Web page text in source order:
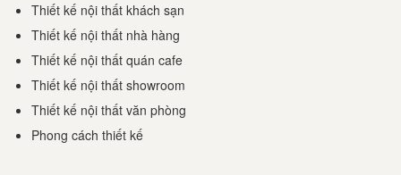
Thiết kế nội thất khách sạn
Thiết kế nội thất nhà hàng
Thiết kế nội thất quán cafe
Thiết kế nội thất showroom
Thiết kế nội thất văn phòng
Phong cách thiết kế